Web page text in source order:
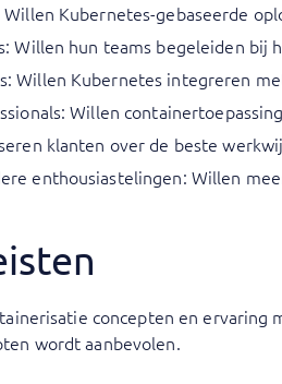
Kubernetes-gebaseerde
Willen hun teams begeleiden
Willen Kubernetes integreren
Willen
klanten over de beste
enthousiastelingen: Willen
concepten en
wordt aanbevolen.